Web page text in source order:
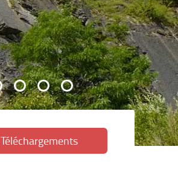
Téléchargements